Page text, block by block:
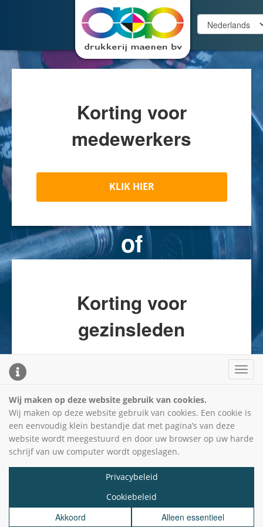
Korting voor
medewerkers
KLIK HIER
of
Korting voor
gezinsleden
Wij maken op deze website gebruik van cookies.
Wij maken op deze website gebruik van cookies. Een cookie is
een eenvoudig klein bestandje dat met pagina’s van deze
website wordt meegestuurd en door uw browser op uw harde
schrijf van uw computer wordt opgeslagen.
Privacybeleid
Cookiebeleid
Akkoord Alleen essentieel
Kelmonderstraat 55
6191 RD Beek